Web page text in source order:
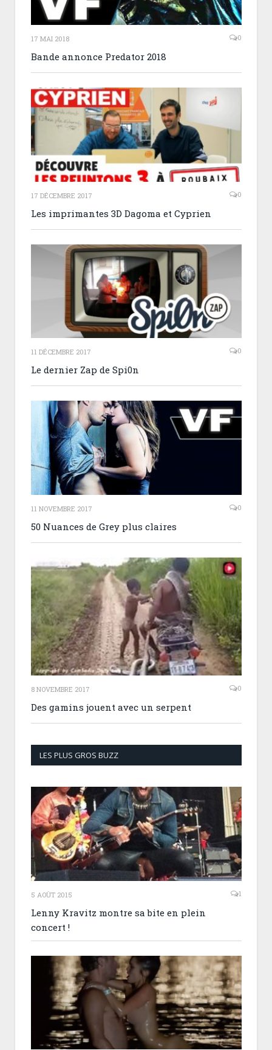
17 MAI 2018 0
Bande annonce Predator 2018
17 DÉCEMBRE 2017 0
Les imprimantes 3D Dagoma et Cyprien
11 DÉCEMBRE 2017 0
Le dernier Zap de Spi0n
11 NOVEMBRE 2017 0
50 Nuances de Grey plus claires
8 NOVEMBRE 2017 0
Des gamins jouent avec un serpent
LES PLUS GROS BUZZ
5 AOÛT 2015 1
Lenny Kravitz montre sa bite en plein
concert !